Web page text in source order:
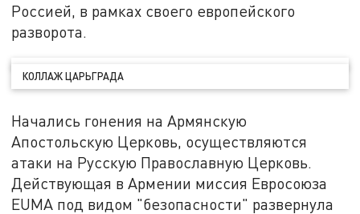
Россией, в рамках своего европейского
разворота.
КОЛЛАЖ ЦАРЬГРАДА
Начались гонения на Армянскую
Апостольскую Церковь, осуществляются
атаки на Русскую Православную Церковь.
Действующая в Армении миссия Евросоюза
EUMA под видом "безопасности" развернула